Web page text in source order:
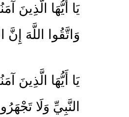
يَا أَيُّهَا الَّذِينَ
وَاتَّقُوا اللَّهَ
يَا أَيُّهَا الَّذِينَ
النَّبِيِّ وَلَا